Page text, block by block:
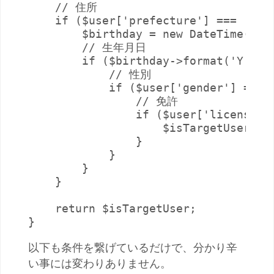
    // 住所
if ($user['prefecture'] === '東
$birthday = new
        // 生年月日
if ($birthday->format('Y')
            // 性別
if ($user['gender'] ===
                // 免許
if ($user['license']
$isTargetUser =
                }
            }
        }
    }
    return $isTargetUser;
}
以下も条件を繋げているだけで、分かり辛
い事には変わりありません。